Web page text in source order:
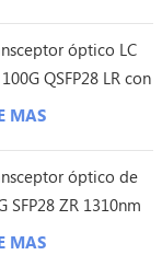
óptico LC
QSFP28 LR con
Lambda única de
MAS
óptico de
SFP28 ZR 1310nm
LC
MAS